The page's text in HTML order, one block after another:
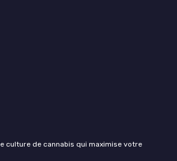
culture de cannabis qui maximise votre